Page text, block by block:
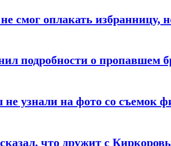
смог оплакать
подробности о пропавшем
узнали на фото со съемок
что дружит с